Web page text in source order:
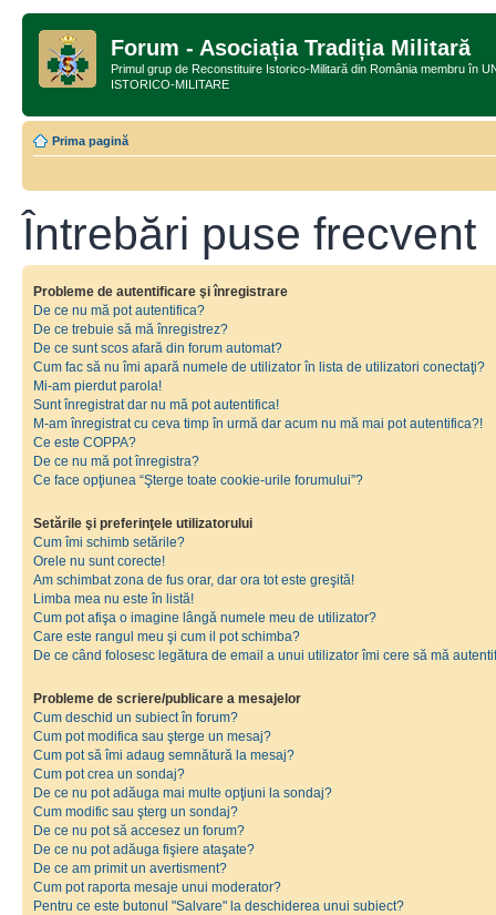
Forum - Asociația Tradiția Militară
Primul grup de Reconstituire Istorico-Militară din România membru în
ISTORICO-MILITARE
Prima pagină
Întrebări puse frecvent
Probleme de autentificare şi înregistrare
De ce nu mă pot autentifica?
De ce trebuie să mă înregistrez?
De ce sunt scos afară din forum automat?
Cum fac să nu îmi apară numele de utilizator în lista de utilizatori conectaţi?
Mi-am pierdut parola!
Sunt înregistrat dar nu mă pot autentifica!
M-am înregistrat cu ceva timp în urmă dar acum nu mă mai pot autentifica?!
Ce este COPPA?
De ce nu mă pot înregistra?
Ce face opţiunea “Şterge toate cookie-urile forumului”?
Setările şi preferinţele utilizatorului
Cum îmi schimb setările?
Orele nu sunt corecte!
Am schimbat zona de fus orar, dar ora tot este greşită!
Limba mea nu este în listă!
Cum pot afişa o imagine lângă numele meu de utilizator?
Care este rangul meu şi cum il pot schimba?
De ce când folosesc legătura de email a unui utilizator îmi cere să mă
Probleme de scriere/publicare a mesajelor
Cum deschid un subiect în forum?
Cum pot modifica sau şterge un mesaj?
Cum pot să îmi adaug semnătură la mesaj?
Cum pot crea un sondaj?
De ce nu pot adăuga mai multe opţiuni la sondaj?
Cum modific sau şterg un sondaj?
De ce nu pot să accesez un forum?
De ce nu pot adăuga fişiere ataşate?
De ce am primit un avertisment?
Cum pot raporta mesaje unui moderator?
Pentru ce este butonul "Salvare" la deschiderea unui subiect?